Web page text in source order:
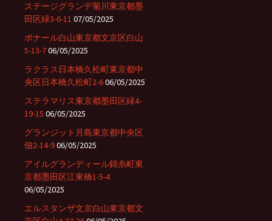
ステージグランデ菊川東京都墨
田区緑3-6-11 07/05/2025
ボナール白山東京都文京区白山
5-13-706/05/2025
ラクラス日本橋久松町東京都中
央区日本橋久松町2-606/05/2025
ステラマリス東京都墨田区緑4-
19-15 06/05/2025
グランジット月島東京都中央区
佃2-14-906/05/2025
アイルグランディール錦糸町東
京都墨田区江東橋1-5-4
06/05/2025
エルスタンザ文京白山東京都文